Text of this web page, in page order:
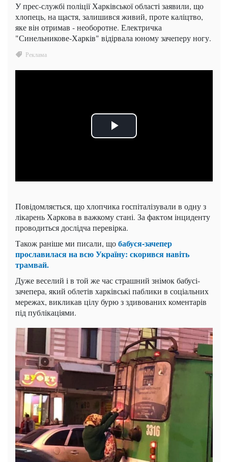
У прес-службі поліції Харківської області заявили, що
хлопець, на щастя, залишився живий, проте каліцтво,
яке він отримав - необоротне. Електричка
"Синельникове-Харків" відірвала юному зачеперу ногу.
Повідомляється, що хлопчика госпіталізували в одну з
лікарень Харкова в важкому стані. За фактом інциденту
проводиться дослідча перевірка.
Також раніше ми писали, щобабуся-зачепер
прославилася на всю Україну: скорився навіть
трамвай.
Дуже веселий і в той же час страшний знімок бабусі-
зачепера, який облетів харківські паблики в соціальних
мережах, викликав цілу бурю з здивованих коментарів
під публікаціями.